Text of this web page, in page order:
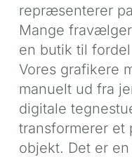
repræsenterer
Mange
en butik til
Vores grafikere
manuelt ud fra
digitale
transformerer et
objekt. Det er